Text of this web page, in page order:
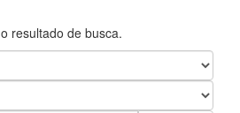
resultado de busca.